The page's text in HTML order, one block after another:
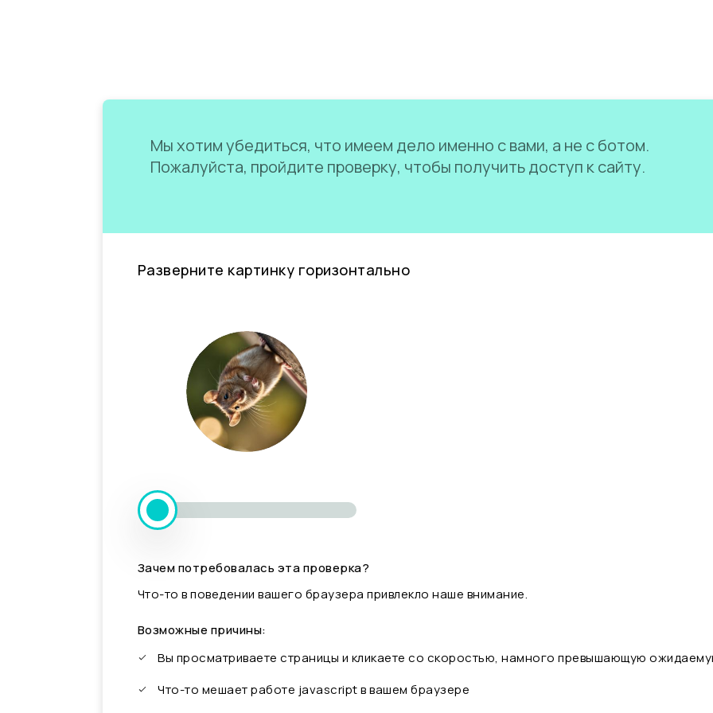
Мы хотим убедиться, что имеем дело именно с вами, а не с ботом.
Пожалуйста, пройдите проверку, чтобы получить доступ к сайту.
Разверните картинку горизонтально
Зачем потребовалась эта проверка?
Что-то в поведении вашего браузера привлекло наше внимание.
Возможные причины:
Вы просматриваете страницы и кликаете со скоростью, намного превышающую
Что-то мешает работе javascript в вашем браузере